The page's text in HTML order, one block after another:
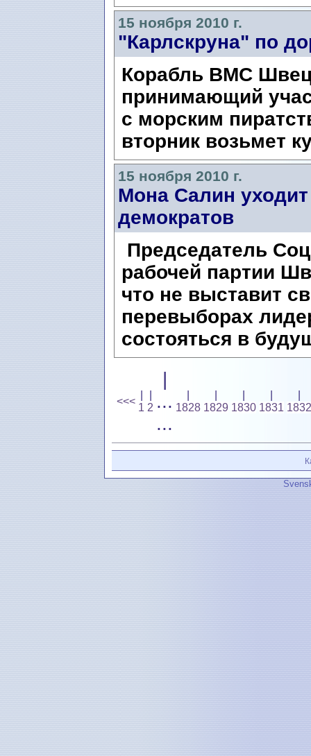
15 ноября 2010 г.
"Карлскруна" по
Корабль ВМС
принимающий
с морским
вторник возьмет
15 ноября 2010 г.
Мона Салин
демократов
Председатель
рабочей партии
что не выставит
перевыборах
состояться в
<<<
1 2
|
...
...
1828 1829 1830 1831 1832